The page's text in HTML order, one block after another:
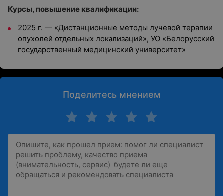
Курсы, повышение квалификации:
2025 г. — «Дистанционные методы лучевой терапии
опухолей отдельных локализаций», УО «Белорусский
государственный медицинский университет»
Поделитесь мнением